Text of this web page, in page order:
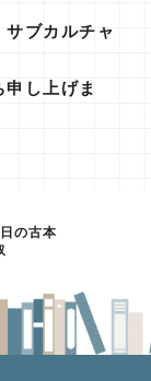
ブカルチャ
し上げま
の古本